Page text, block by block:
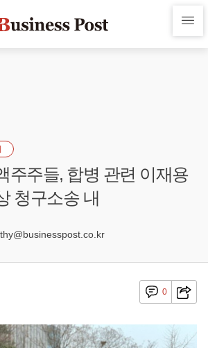
주주들, 합병 관련 이재용
청구소송 내
0